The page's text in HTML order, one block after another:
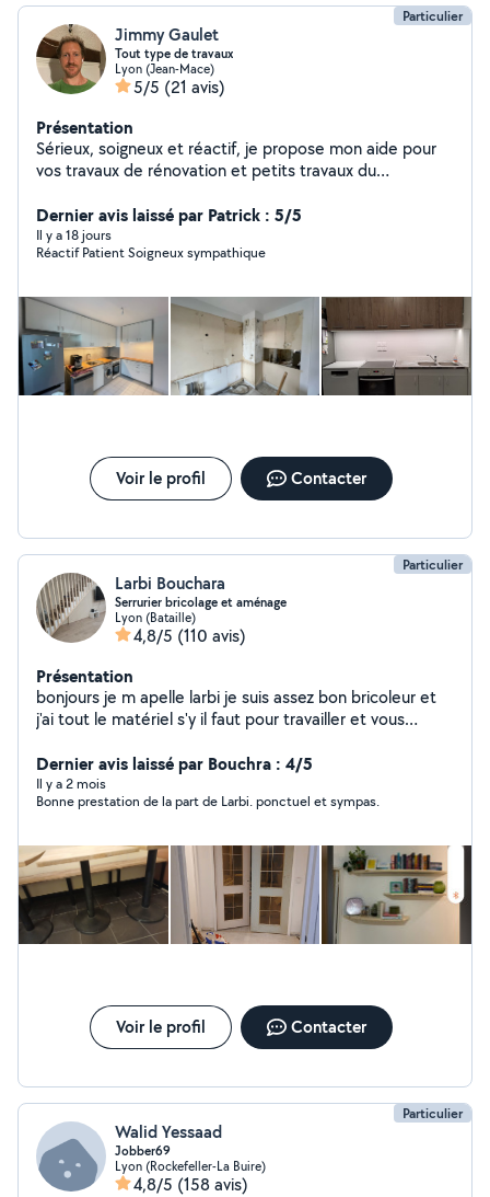
Particulier
Jimmy Gaulet
Tout type de travaux
Lyon (Jean-Mace)
5/5 (21 avis)
Présentation
Sérieux, soigneux et réactif, je propose mon aide pour
vos travaux de rénovation et petits travaux du
sur Lyon et alentours. Je m'adapte à vos besoins et je
travaille toujours avec efficacité et bonne humeur.
DRESSING : - Conception 3D - Pose complète CUISINE
Montage et installation de meubles (IKEA, Conforama,
etc.) - Pose et raccordement électroménager (four
encastré, frigo, plaque de cuisson, hotte, etc) -
Découpe & pose plan de travail - Pose de crédence -
Pose évier et raccordement mitigeur ELECTRICITÉ -
électrique - Installation domotique PETITE PLOMBERIE -
Installation/raccordement lavabo & évier
-,Installation/raccordement douchette WC - Réparation
Villeurbanne et alentours
Dernier avis laissé par Patrick : 5/5
Il y a 18 jours
Réactif Patient Soigneux sympathique
Voir le profil Contacter
Particulier
Larbi Bouchara
Serrurier bricolage et aménage
Lyon (Bataille)
4,8/5 (110 avis)
Présentation
bonjours je m apelle larbi je suis assez bon bricoleur et
j'ai tout le matériel s'y il faut pour travailler et vous
rénovation., aménagement d intérieur .montage de
meuble cuisine décoration et aussi réparation et
fabrication d ouvrages métalliques. De préférence
marchands de tapis. Devis gratuit
Dernier avis laissé par Bouchra : 4/5
Il y a 2 mois
Bonne prestation de la part de Larbi. ponctuel et sympas.
Voir le profil Contacter
Particulier
Walid Yessaad
Jobber69
Lyon (Rockefeller-La Buire)
4,8/5 (158 avis)